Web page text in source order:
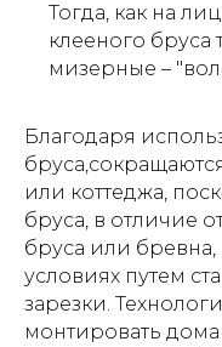
Тогда, как на
клееного
мизерные –
Благодаря
или коттеджа,
бруса, в отличие
бруса или бревна,
условиях путем
зарезки.
монтировать